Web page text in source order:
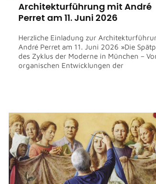
Architekturführung mit André
Perret am 11. Juni 2026
Herzliche Einladung zur
André Perret am 11. Juni 2026 »Die
des Zyklus der Moderne in München –
organischen Entwicklungen der